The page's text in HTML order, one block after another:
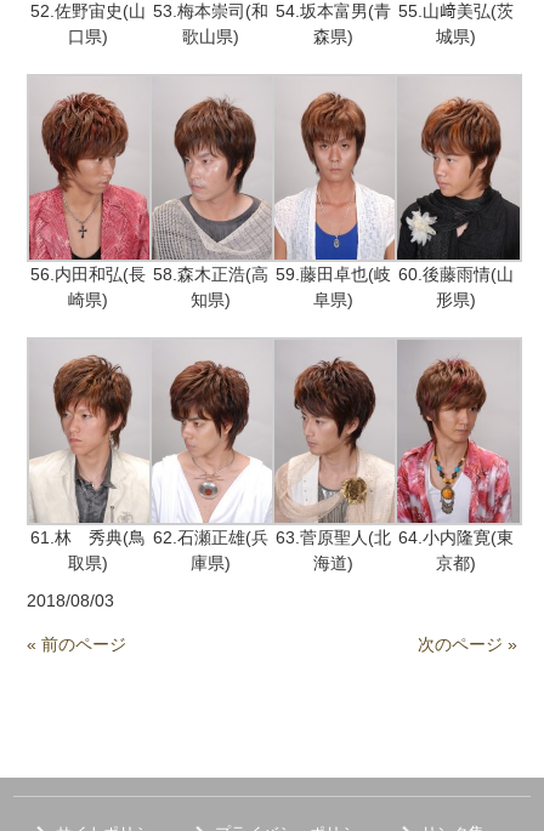
52.佐野宙史(山
口県)
53.梅本崇司(和
歌山県)
54.坂本富男(青
森県)
55.山﨑美弘(茨
城県)
56.内田和弘(長
崎県)
58.森木正浩(高
知県)
59.藤田卓也(岐
阜県)
60.後藤雨情(山
形県)
61.林 秀典(鳥
取県)
62.石瀬正雄(兵
庫県)
63.菅原聖人(北
海道)
64.小内隆寛(東
京都)
2018/08/03
« 前のページ 次のページ »